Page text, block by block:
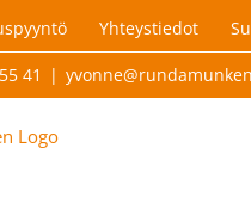
Yhteystiedot
41 |